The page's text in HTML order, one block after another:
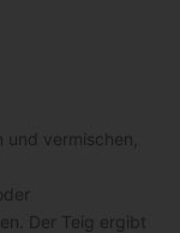
vermischen,
Der Teig ergibt